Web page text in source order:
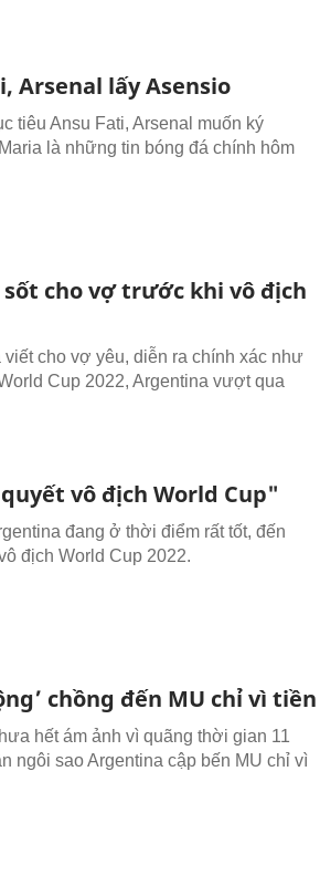
Arsenal lấy Asensio
tiêu Ansu Fati, Arsenal muốn ký
là những tin bóng đá chính hôm
cho vợ trước khi vô địch
viết cho vợ yêu, diễn ra chính xác như
Cup 2022, Argentina vượt qua
vô địch World Cup"
đang ở thời điểm rất tốt, đến
địch World Cup 2022.
chồng đến MU chỉ vì tiền
hết ám ảnh vì quãng thời gian 11
ngôi sao Argentina cập bến MU chỉ vì